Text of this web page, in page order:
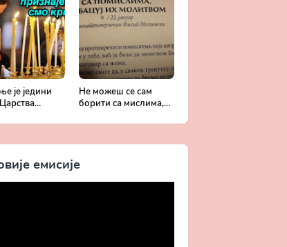
је једини
свету без
Не можеш се сам
борити са мислима,
Бога -
емисије